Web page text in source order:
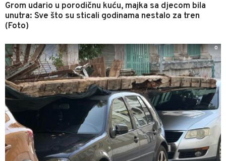
Grom udario u porodičnu kuću, majka sa djecom bila
unutra: Sve što su sticali godinama nestalo za tren
(Foto)
0